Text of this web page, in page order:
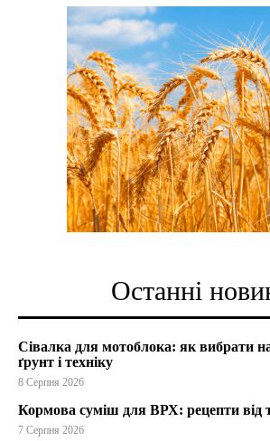
Останні
Сівалка для мотоблока: як вибрати
ґрунт і техніку
8 Серпня 2026
Кормова суміш для ВРХ: рецепти від
7 Серпня 2026